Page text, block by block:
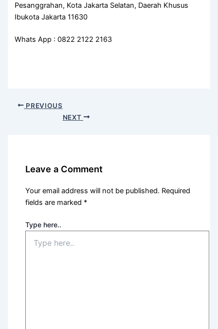
Pesanggrahan, Kota Jakarta Selatan, Daerah Khusus
Ibukota Jakarta 11630
Whats App : 0822 2122 2163
PREVIOUS
NEXT
Leave a Comment
Your email address will not be published. Required
fields are marked *
Type here..